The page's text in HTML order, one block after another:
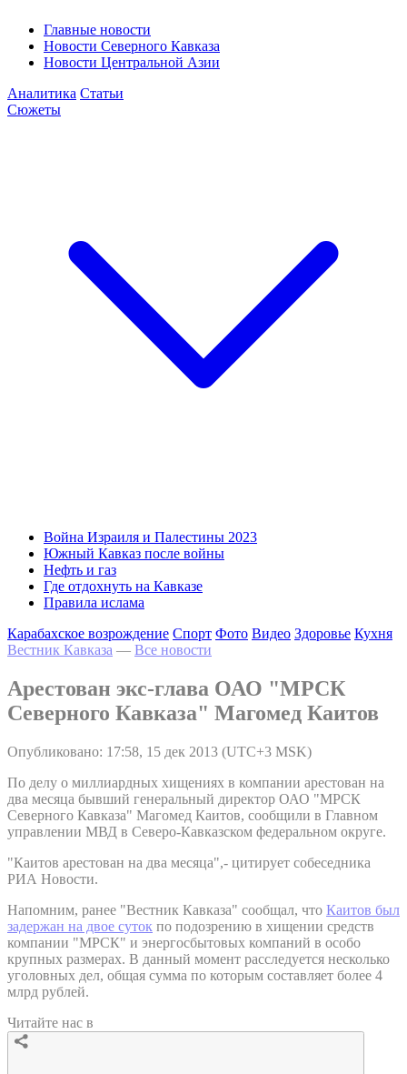
Главные новости
Новости Северного Кавказа
Новости Центральной Азии
Аналитика Статьи
Сюжеты
Война Израиля и Палестины 2023
Южный Кавказ после войны
Нефть и газ
Где отдохнуть на Кавказе
Правила ислама
Карабахское возрождение Спорт Фото Видео Здоровье Кухня
Вестник Кавказа — Все новости
Арестован экс-глава ОАО "МРСК
Северного Кавказа" Магомед Каитов
Опубликовано: 17:58, 15 дек 2013 (UTC+3 MSK)
По делу о миллиардных хищениях в компании арестован на
два месяца бывший генеральный директор ОАО "МРСК
Северного Кавказа" Магомед Каитов, сообщили в Главном
управлении МВД в Северо-Кавказском федеральном округе.
"Каитов арестован на два месяца",- цитирует собеседника
РИА Новости.
Напомним, ранее "Вестник Кавказа" сообщал, что Каитов был
задержан на двое суток по подозрению в хищении средств
компании "МРСК" и энергосбытовых компаний в особо
крупных размерах. В данный момент расследуется несколько
уголовных дел, общая сумма по которым составляет более 4
млрд рублей.
Читайте нас в